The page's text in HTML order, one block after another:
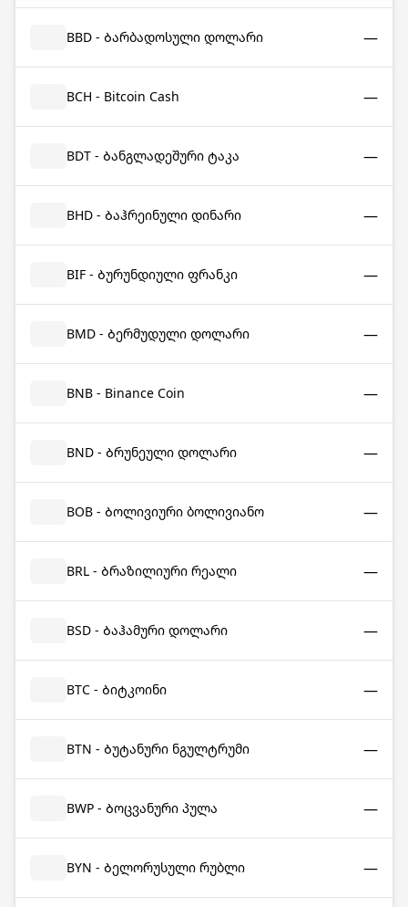
BBD - Ბარბადოსული დოლარი —
BCH - Bitcoin Cash —
BDT - Ბანგლადეშური ტაკა —
BHD - Ბაჰრეინული დინარი —
BIF - Ბურუნდიული ფრანკი —
BMD - Ბერმუდული დოლარი —
BNB - Binance Coin —
BND - Ბრუნეული დოლარი —
BOB - Ბოლივიური ბოლივიანო —
BRL - Ბრაზილიური რეალი —
BSD - Ბაჰამური დოლარი —
BTC - Ბიტკოინი —
BTN - Ბუტანური ნგულტრუმი —
BWP - Ბოცვანური პულა —
BYN - Ბელორუსული რუბლი —